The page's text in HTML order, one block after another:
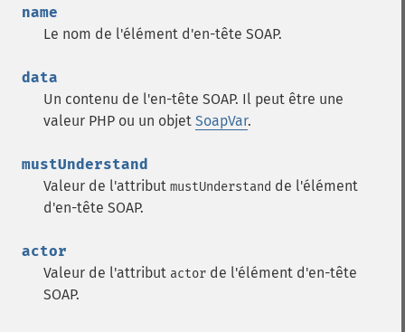
name
Le nom de l'élément d'en-tête SOAP.
data
Un contenu de l'en-tête SOAP. Il peut être une
valeur PHP ou un objet SoapVar.
mustUnderstand
Valeur de l'attribut mustUnderstand de l'élément
d'en-tête SOAP.
actor
Valeur de l'attribut actor de l'élément d'en-tête
SOAP.